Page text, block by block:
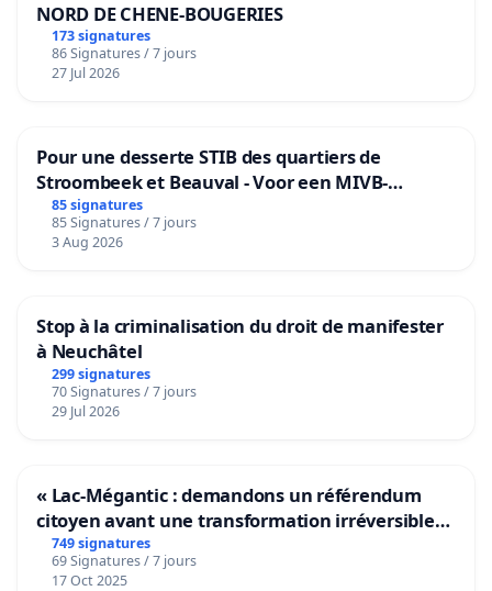
NORD DE CHENE-BOUGERIES
173 signatures
86 Signatures / 7 jours
27 Jul 2026
Pour une desserte STIB des quartiers de
Stroombeek et Beauval - Voor een MIVB-
bediening van de wijken Strombeek en Het
Voor
85 signatures
85 Signatures / 7 jours
3 Aug 2026
Stop à la criminalisation du droit de manifester
à Neuchâtel
299 signatures
70 Signatures / 7 jours
29 Jul 2026
« Lac-Mégantic : demandons un référendum
citoyen avant une transformation irréversible
de notre territoire »
749 signatures
69 Signatures / 7 jours
17 Oct 2025